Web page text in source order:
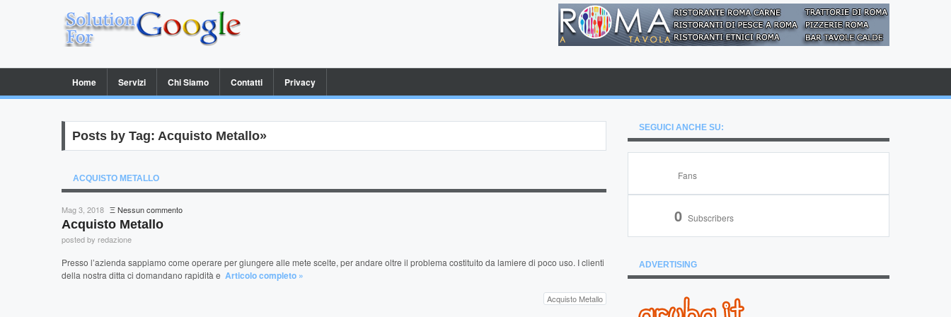
Home Servizi Chi Siamo Contatti Privacy
Posts by Tag: Acquisto Metallo»
ACQUISTO METALLO
Mag 3, 2018 ΞNessun commentosu
Acquisto Metallo
posted by redazione
Presso l’azienda sappiamo come operare per giungere alle mete scelte, per andare oltre il problema costituito da lamiere di poco uso. I clienti
della nostra ditta ci domandano rapidità e Articolo completo »
Acquisto Metallo
SEGUICI ANCHE SU:
Fans
0 Subscribers
ADVERTISING